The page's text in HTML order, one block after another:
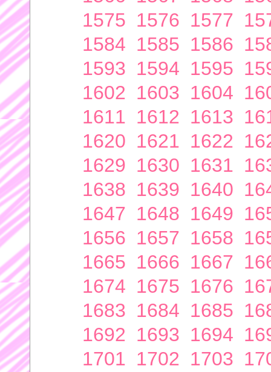
1575 1576 1577
1584 1585 1586
1593 1594 1595
1602 1603 1604
1611 1612 1613
1620 1621 1622
1629 1630 1631
1638 1639 1640
1647 1648 1649
1656 1657 1658
1665 1666 1667
1674 1675 1676
1683 1684 1685
1692 1693 1694
1701 1702 1703